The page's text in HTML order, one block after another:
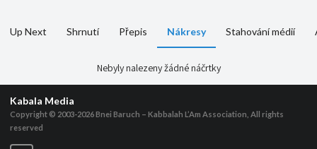
Up Next Shrnutí Přepis Nákresy Stahování médií
Nebyly nalezeny žádné náčrtky
Kabala Media
Copyright © 2003-2026Bnei Baruch – Kabbalah L’Am Association, All rights
reserved